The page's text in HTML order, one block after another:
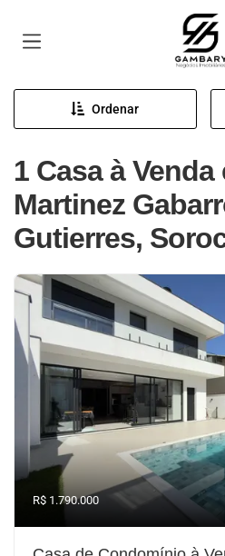
Ordenar
1 Casa à
Martinez
Gutierres,
R$ 1.790.000